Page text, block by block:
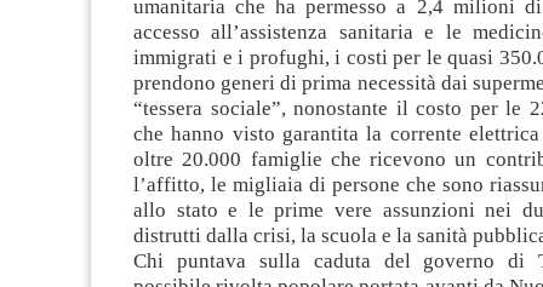
umanitaria che ha permesso a 2,4 milioni
accesso all’assistenza sanitaria e le
immigrati e i profughi, i costi per le quasi
prendono generi di prima necessità dai
“tessera sociale”, nonostante il costo per le
che hanno visto garantita la corrente
oltre 20.000 famiglie che ricevono un
l’affitto, le migliaia di persone che sono
allo stato e le prime vere assunzioni nei
distrutti dalla crisi, la scuola e la sanità
Chi puntava sulla caduta del governo di